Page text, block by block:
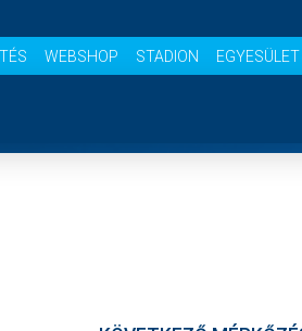
WEBSHOP STADION EGYESÜLET